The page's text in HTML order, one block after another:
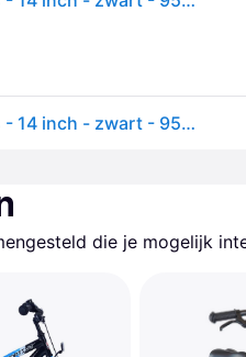
Volare black cruiser kinderfiets - jongens - 14 inch - zwart - 95% afgemonteerd
die je mogelijk